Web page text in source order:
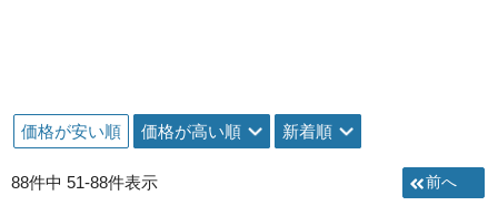
価格が安い順 価格が高い順 新着順
88件中 51-88件表示